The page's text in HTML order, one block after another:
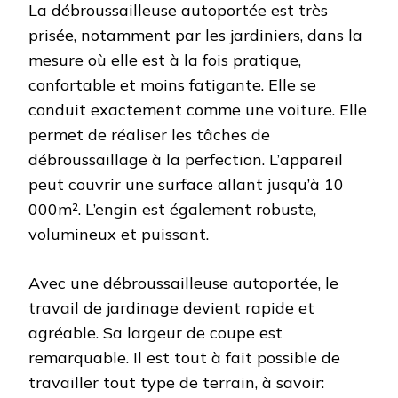
La débroussailleuse autoportée est très
prisée, notamment par les jardiniers, dans la
mesure où elle est à la fois pratique,
confortable et moins fatigante. Elle se
conduit exactement comme une voiture. Elle
permet de réaliser les tâches de
débroussaillage à la perfection. L’appareil
peut couvrir une surface allant jusqu’à 10
000m². L’engin est également robuste,
volumineux et puissant.
Avec une débroussailleuse autoportée, le
travail de jardinage devient rapide et
agréable. Sa largeur de coupe est
remarquable. Il est tout à fait possible de
travailler tout type de terrain, à savoir: